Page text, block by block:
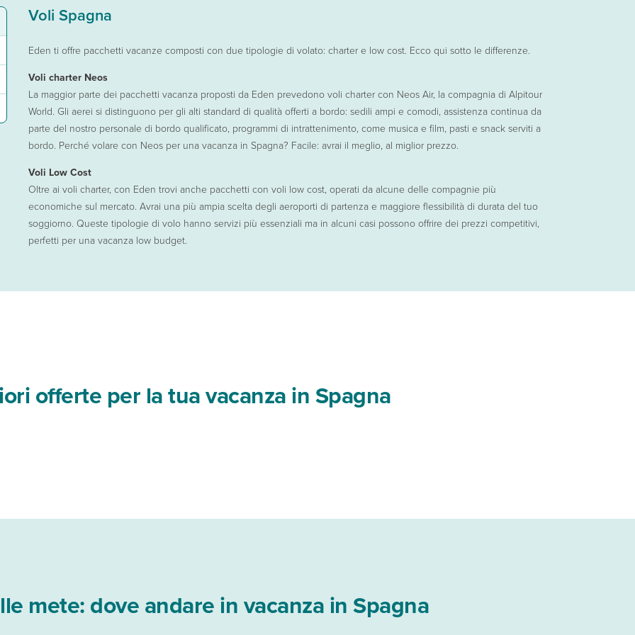
Voli Spagna
Eden ti offre pacchetti vacanze composti con due tipologie di volato: charter e low cost. Ecco qui sotto le differenze.
Voli charter Neos
La maggior parte dei pacchetti vacanza proposti da Eden prevedono voli charter con Neos Air, la compagnia di Alpitour
World. Gli aerei si distinguono per gli alti standard di qualità offerti a bordo: sedili ampi e comodi, assistenza continua da
parte del nostro personale di bordo qualificato, programmi di intrattenimento, come musica e film, pasti e snack serviti a
bordo. Perché volare con Neos per una vacanza in Spagna? Facile: avrai il meglio, al miglior prezzo.
Voli Low Cost
Oltre ai voli charter, con Eden trovi anche pacchetti con voli low cost, operati da alcune delle compagnie più
economiche sul mercato. Avrai una più ampia scelta degli aeroporti di partenza e maggiore flessibilità di durata del tuo
soggiorno. Queste tipologie di volo hanno servizi più essenziali ma in alcuni casi possono offrire dei prezzi competitivi,
perfetti per una vacanza low budget.
un trattamento all inclusive? Si tratta dell’alternativa migliore per trascorrere una vacanza nella quale i must sono relax e divertimento;
Ideali per gruppi di persone numerosi, per chi ha esigenze alimentari particolari o semplicemente per chi ama vivere la propria vacanza
esplorarne due! Così la tua vacanza raddoppia: doppi paesaggi, doppio esperienza e doppio divertimento! Potrai infatti iniziare il tuo
offerte per la tua vacanza in Spagna
mete: dove andare in vacanza in Spagna